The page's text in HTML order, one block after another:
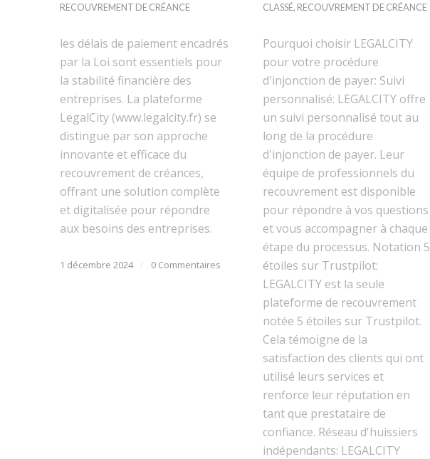
RECOUVREMENT DE CRÉANCE
les délais de paiement encadrés
par la Loi sont essentiels pour
la stabilité financière des
entreprises. La plateforme
LegalCity (www.legalcity.fr) se
distingue par son approche
innovante et efficace du
recouvrement de créances,
offrant une solution complète
et digitalisée pour répondre
aux besoins des entreprises.
1 décembre 2024 / 0 Commentaires
CLASSÉ, RECOUVREMENT DE CRÉANCE
Pourquoi choisir LEGALCITY
pour votre procédure
d'injonction de payer: Suivi
personnalisé: LEGALCITY offre
un suivi personnalisé tout au
long de la procédure
d'injonction de payer. Leur
équipe de professionnels du
recouvrement est disponible
pour répondre à vos questions
et vous accompagner à chaque
étape du processus. Notation 5
étoiles sur Trustpilot:
LEGALCITY est la seule
plateforme de recouvrement
notée 5 étoiles sur Trustpilot.
Cela témoigne de la
satisfaction des clients qui ont
utilisé leurs services et
renforce leur réputation en
tant que prestataire de
confiance. Réseau d'huissiers
indépendants: LEGALCITY